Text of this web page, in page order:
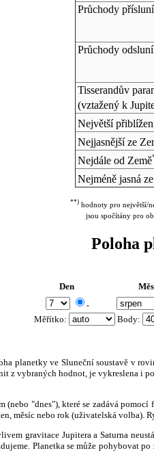
Průchody
Průchody
Tisserandův
(vztažený k
Největší
Nejjasnější ze
Nejdále od Země
Nejméně jasná
**) hodnoty pro největší/
jsou spočítány pro
Poloha
Den
.
Měřítko: Body:
planetky ve Sluneční soustavě v
z vybraných hodnot, je vykreslena i
"dnes"), které se zadává
měsíc nebo rok (uživatelská volba).
gravitace Jupitera a Saturna
Planetka se může